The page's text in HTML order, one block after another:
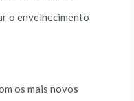
o envelhecimento
os mais novos